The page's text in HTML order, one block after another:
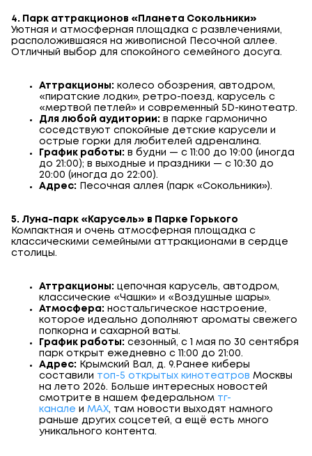
4. Парк аттракционов «Планета Сокольники»
Уютная и атмосферная площадка с развлечениями,
расположившаяся на живописной Песочной аллее.
Отличный выбор для спокойного семейного досуга.
Аттракционы: колесо обозрения, автодром,
«пиратские лодки», ретро-поезд, карусель с
«мертвой петлей» и современный 5D-кинотеатр.
Для любой аудитории: в парке гармонично
соседствуют спокойные детские карусели и
острые горки для любителей адреналина.
График работы: в будни — с 11:00 до 19:00 (иногда
до 21:00); в выходные и праздники — с 10:30 до
20:00 (иногда до 22:00).
Адрес: Песочная аллея (парк «Сокольники»).
5. Луна-парк «Карусель» в Парке Горького
Компактная и очень атмосферная площадка с
классическими семейными аттракционами в сердце
столицы.
Аттракционы: цепочная карусель, автодром,
классические «Чашки» и «Воздушные шары».
Атмосфера: ностальгическое настроение,
которое идеально дополняют ароматы свежего
попкорна и сахарной ваты.
График работы: сезонный, с 1 мая по 30 сентября
парк открыт ежедневно с 11:00 до 21:00.
Адрес: Крымский Вал, д. 9. Ранее киберы
составили топ-5 открытых кинотеатров Москвы
на лето 2026. Больше интересных новостей
смотрите в нашем федеральном тг-
канале и МАХ, там новости выходят намного
раньше других соцсетей, а ещё есть много
уникального контента.